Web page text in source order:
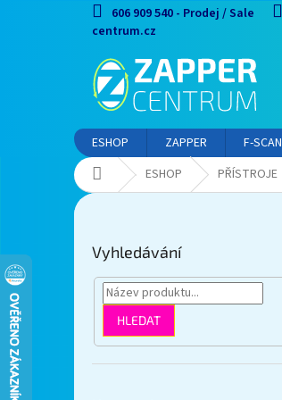
606 909 540 - Prodej / Sale
centrum.cz
ESHOP ZAPPER F-SCAN
Domů ESHOP PŘÍSTROJE
P
Vyhledávání
HLEDAT